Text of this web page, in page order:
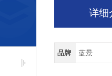
详细
品牌 蓝景